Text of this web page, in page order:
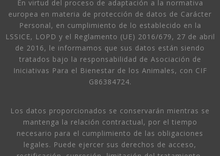
En virtud del proceso de adaptación a la normativa
europea en materia de protección de datos de Carácter
Personal, en cumplimiento de lo establecido en la
LSSICE, LOPD y el Reglamento (UE) 2016/679, 27 de abril
de 2016, le informamos que sus datos están siendo
tratados bajo la responsabilidad de Asociación de
Iniciativas Para el Bienestar de los Animales, con CIF
G86384724.
Los datos proporcionados se conservarán mientras se
mantenga la relación contractual, por el tiempo
necesario para el cumplimiento de las obligaciones
legales. Puede ejercer sus derechos de acceso,